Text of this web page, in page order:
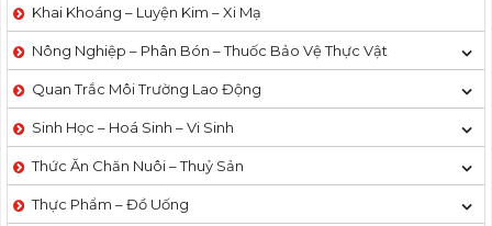
Khai Khoáng – Luyện Kim – Xi Mạ
Nông Nghiệp – Phân Bón – Thuốc Bảo Vệ Thực Vật
Quan Trắc Môi Trường Lao Động
Sinh Học – Hoá Sinh – Vi Sinh
Thức Ăn Chăn Nuôi – Thuỷ Sản
Thực Phẩm – Đồ Uống